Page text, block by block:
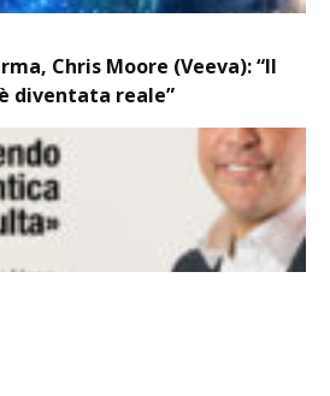
Chris Moore (Veeva): “Il
è diventata reale”